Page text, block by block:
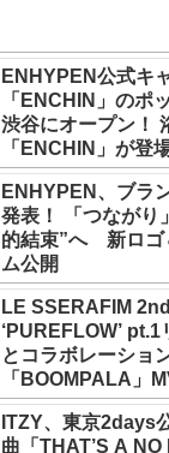
ENHYPEN公式キ
「ENCHIN」のポ
渋谷にオープン！
「ENCHIN」が登
ENHYPEN、ブラ
発表！ 「つながり
的結束”へ 新ロゴ
ム公開
LE SSERAFIM
‘PUREFLOW’
とコラボレーショ
「BOOMPALA」
ITZY、東京2days
曲「THAT’S A